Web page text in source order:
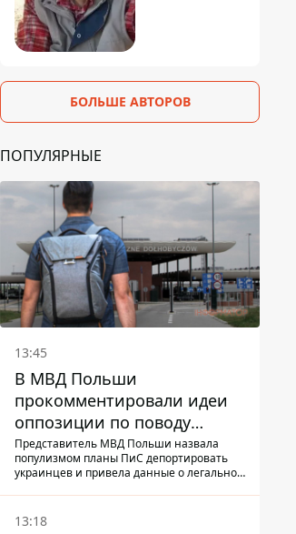
БОЛЬШЕ АВТОРОВ
ПОПУЛЯРНЫЕ
13:45
В МВД Польши
прокомментировали идеи
оппозиции по поводу
депортации украинских
мужчин - абсурд и популизм
Представитель МВД Польши назвала
популизмом планы ПиС депортировать
украинцев и привела данные о легальной
13:18